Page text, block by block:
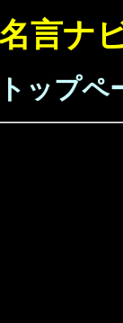
言ナ
ップペ